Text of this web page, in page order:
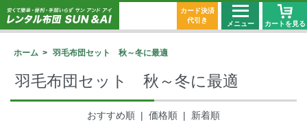
カード決済
代引き
メニュー カートを見る
ホーム > 羽毛布団セット 秋～冬に最適
羽毛布団セット 秋～冬に最適
おすすめ順 | 価格順 | 新着順